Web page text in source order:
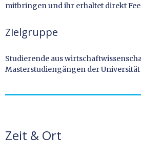
mitbringen und ihr erhaltet direkt
Zielgruppe
Studierende aus
Masterstudiengängen der
Zeit & Ort